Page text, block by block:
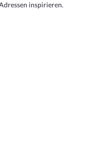
inspirieren.